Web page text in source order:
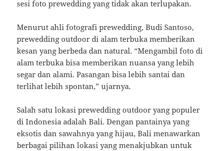
sesi foto prewedding yang tidak akan terlupakan.
Menurut ahli fotografi prewedding, Budi Santoso,
prewedding outdoor di alam terbuka memberikan
kesan yang berbeda dan natural. “Mengambil foto di
alam terbuka bisa memberikan nuansa yang lebih
segar dan alami. Pasangan bisa lebih santai dan
terlihat lebih spontan,” ujarnya.
Salah satu lokasi prewedding outdoor yang populer
di Indonesia adalah Bali. Dengan pantainya yang
eksotis dan sawahnya yang hijau, Bali menawarkan
berbagai pilihan lokasi yang menakjubkan untuk